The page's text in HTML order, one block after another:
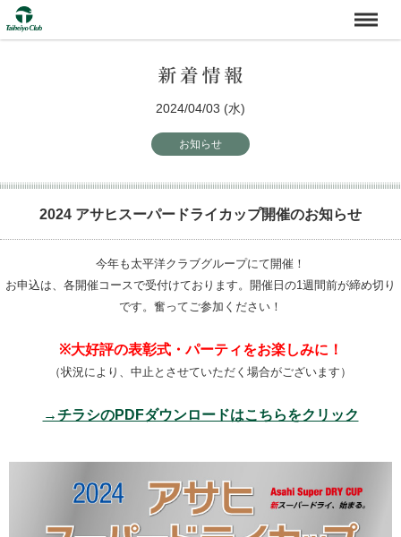
2024/04/03 (水)
お知らせ
2024 アサヒスーパードライカップ開催のお知らせ
今年も太平洋クラブグループにて開催！
お申込は、各開催コースで受付けております。開催日の1週間前が締め切り
です。奮ってご参加ください！
※大好評の表彰式・パーティをお楽しみに！
（状況により、中止とさせていただく場合がございます）
→チラシのPDFダウンロードはこちらをクリック